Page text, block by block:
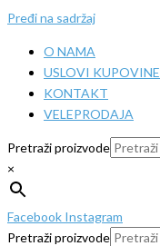
Pređi na sadržaj
O NAMA
USLOVI KUPOVINE
KONTAKT
VELEPRODAJA
Pretraži proizvode
×
Facebook Instagram
Pretraži proizvode